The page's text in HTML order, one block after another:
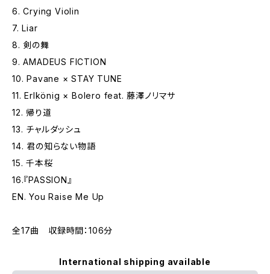
6. Crying Violin
7. Liar
8. 剣の舞
9. AMADEUS FICTION
10. Pavane × STAY TUNE
11. Erlkönig × Bolero feat. 藤澤ノリマサ
12. 帰り道
13. チャルダッシュ
14. 君の知らない物語
15. 千本桜
16.『PASSION』
EN. You Raise Me Up
全17曲 収録時間：106分
International shipping available